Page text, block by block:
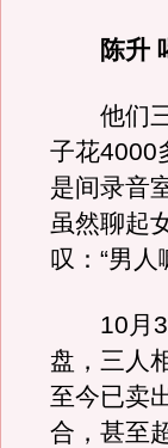
陈升
他们三
子花4000
是间录音
虽然聊起
叹：“男
10月31
盘，三人
至今已卖
合，甚至